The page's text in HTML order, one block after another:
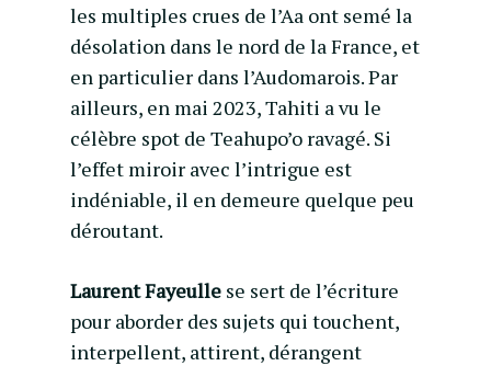
les multiples crues de l’Aa ont semé la
désolation dans le nord de la France, et
en particulier dans l’Audomarois. Par
ailleurs, en mai 2023, Tahiti a vu le
célèbre spot de Teahupo’o ravagé. Si
l’effet miroir avec l’intrigue est
indéniable, il en demeure quelque peu
déroutant.
Laurent Fayeulle se sert de l’écriture
pour aborder des sujets qui touchent,
interpellent, attirent, dérangent